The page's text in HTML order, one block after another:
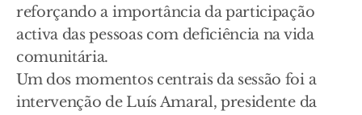
reforçando a importância da participação
activa das pessoas com deficiência na vida
comunitária.
Um dos momentos centrais da sessão foi a
intervenção de Luís Amaral, presidente da